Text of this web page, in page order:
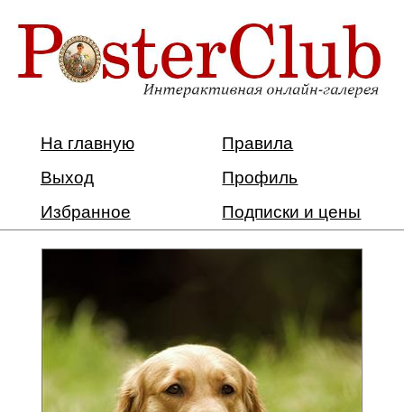
На главную
Правила
Выход
Профиль
Избранное
Подписки и цены